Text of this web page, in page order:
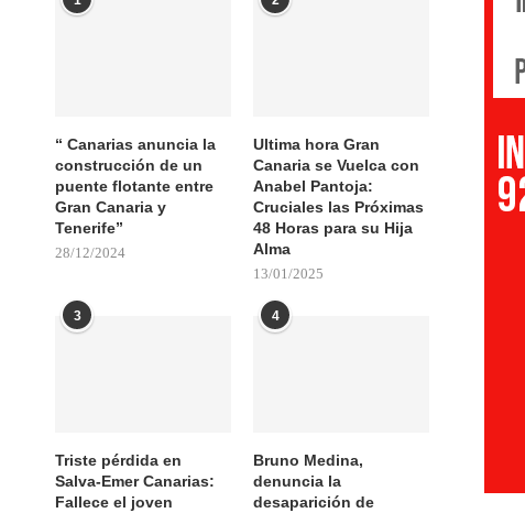
“ Canarias anuncia la
construcción de un
puente flotante entre
Gran Canaria y
Tenerife”
28/12/2024
Ultima hora Gran
Canaria se Vuelca con
Anabel Pantoja:
Cruciales las Próximas
48 Horas para su Hija
Alma
13/01/2025
3
Triste pérdida en
Salva-Emer Canarias:
Fallece el joven
4
Bruno Medina,
denuncia la
desaparición de